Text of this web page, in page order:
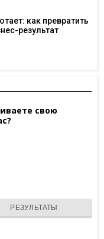
как превратить
результат
свою
РЕЗУЛЬТАТЫ